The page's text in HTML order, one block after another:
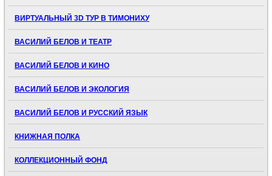
ВИРТУАЛЬНЫЙ 3D ТУР В ТИМОНИХУ
ВАСИЛИЙ БЕЛОВ И ТЕАТР
ВАСИЛИЙ БЕЛОВ И КИНО
ВАСИЛИЙ БЕЛОВ И ЭКОЛОГИЯ
ВАСИЛИЙ БЕЛОВ И РУССКИЙ ЯЗЫК
КНИЖНАЯ ПОЛКА
КОЛЛЕКЦИОННЫЙ ФОНД